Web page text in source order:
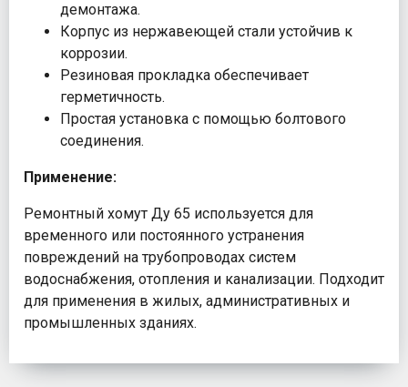
демонтажа.
Корпус из нержавеющей стали устойчив к
коррозии.
Резиновая прокладка обеспечивает
герметичность.
Простая установка с помощью болтового
соединения.
Применение:
Ремонтный хомут Ду 65 используется для
временного или постоянного устранения
повреждений на трубопроводах систем
водоснабжения, отопления и канализации. Подходит
для применения в жилых, административных и
промышленных зданиях.